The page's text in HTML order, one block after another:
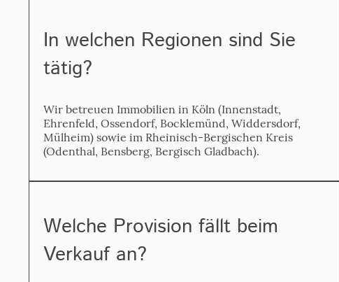
In welchen Regionen sind Sie
tätig?
Wir betreuen Immobilien in Köln (Innenstadt,
Ehrenfeld, Ossendorf, Bocklemünd, Widdersdorf,
Mülheim) sowie im Rheinisch-Bergischen Kreis
(Odenthal, Bensberg, Bergisch Gladbach).
Welche Provision fällt beim
Verkauf an?